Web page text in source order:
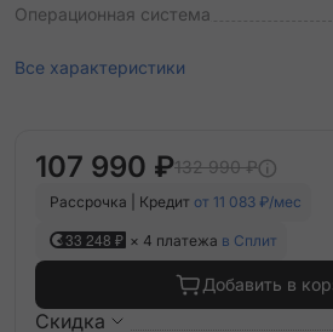
Операционная система
Все характеристики
107 990 ₽132 990 ₽
Рассрочка | Кредит от 11 083 ₽/мес
33 248 ₽ × 4 платежа в Сплит
Добавить в
Скидка